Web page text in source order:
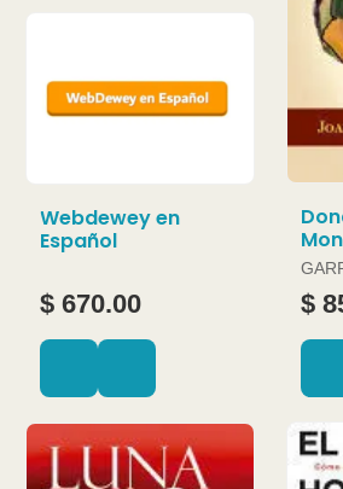
Webdewey en
Español
$ 670.00
JOAN
$